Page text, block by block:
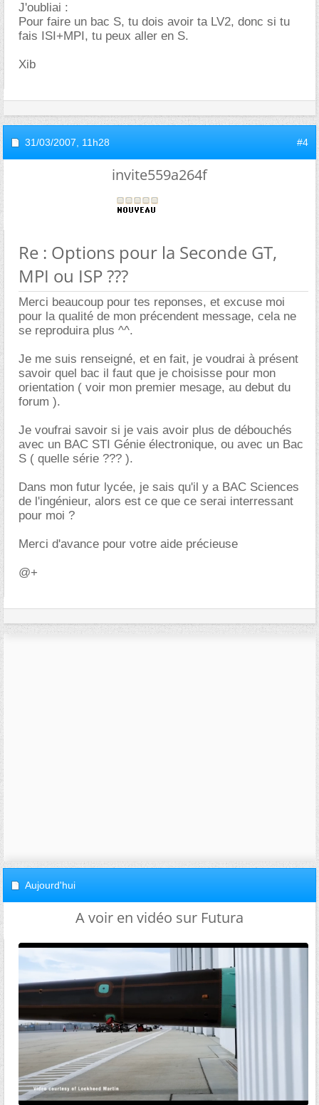
J'oubliai :
Pour faire un bac S, tu dois avoir ta LV2, donc si tu
fais ISI+MPI, tu peux aller en S.
Xib
31/03/2007, 11h28 #4
invite559a264f
Re : Options pour la Seconde GT,
MPI ou ISP ???
Merci beaucoup pour tes reponses, et excuse moi
pour la qualité de mon précendent message, cela ne
se reproduira plus ^^.
Je me suis renseigné, et en fait, je voudrai à présent
savoir quel bac il faut que je choisisse pour mon
orientation ( voir mon premier mesage, au debut du
forum ).
Je voufrai savoir si je vais avoir plus de débouchés
avec un BAC STI Génie électronique, ou avec un Bac
S ( quelle série ??? ).
Dans mon futur lycée, je sais qu'il y a BAC Sciences
de l'ingénieur, alors est ce que ce serai interressant
pour moi ?
Merci d'avance pour votre aide précieuse
@+
Aujourd'hui
A voir en vidéo sur Futura